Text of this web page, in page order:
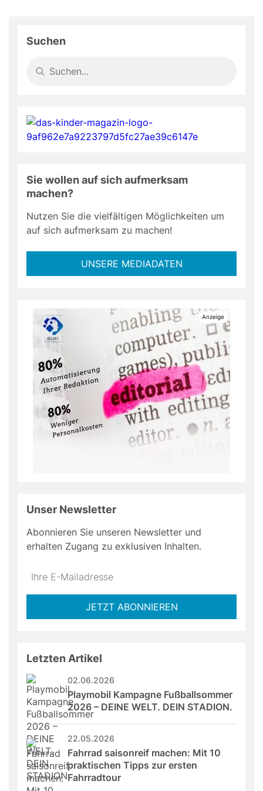
Suchen
Sie wollen auf sich aufmerksam
machen?
Nutzen Sie die vielfältigen Möglichkeiten um
auf sich aufmerksam zu machen!
UNSERE MEDIADATEN
Unser Newsletter
Abonnieren Sie unseren Newsletter und
erhalten Zugang zu exklusiven Inhalten.
Do
*Ihre
JETZT ABONNIEREN
Letzten Artikel
02.06.2026
Playmobil Kampagne Fußballsommer
2026 – DEINE WELT. DEIN STADION.
22.05.2026
Fahrrad saisonreif machen: Mit 10
praktischen Tipps zur ersten
Fahrradtour